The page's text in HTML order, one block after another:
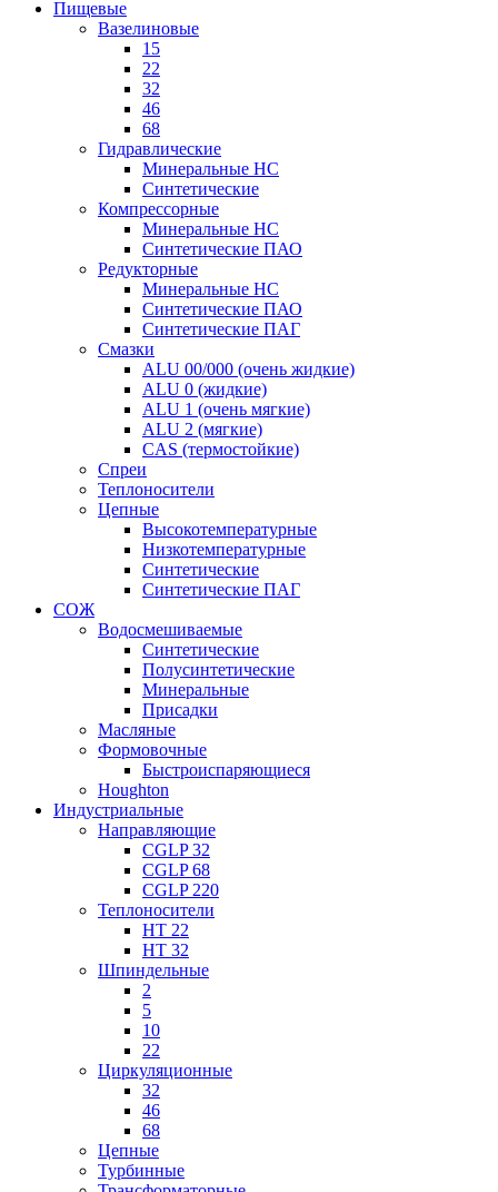
Пищевые
Вазелиновые
15
22
32
46
68
Гидравлические
Минеральные HC
Синтетические
Компрессорные
Минеральные HC
Синтетические ПАО
Редукторные
Минеральные HC
Синтетические ПАО
Синтетические ПАГ
Смазки
ALU 00/000 (очень жидкие)
ALU 0 (жидкие)
ALU 1 (очень мягкие)
ALU 2 (мягкие)
CAS (термостойкие)
Спреи
Теплоносители
Цепные
Высокотемпературные
Низкотемпературные
Синтетические
Синтетические ПАГ
СОЖ
Водосмешиваемые
Синтетические
Полусинтетические
Минеральные
Присадки
Масляные
Формовочные
Быстроиспаряющиеся
Houghton
Индустриальные
Направляющие
CGLP 32
CGLP 68
CGLP 220
Теплоносители
HT 22
HT 32
Шпиндельные
2
5
10
22
Циркуляционные
32
46
68
Цепные
Турбинные